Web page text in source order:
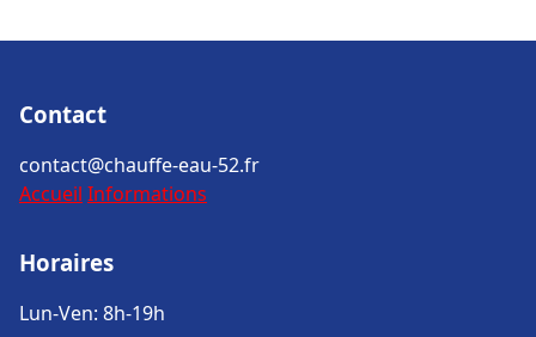
Contact
contact@chauffe-eau-52.fr
Accueil Informations
Horaires
Lun-Ven: 8h-19h